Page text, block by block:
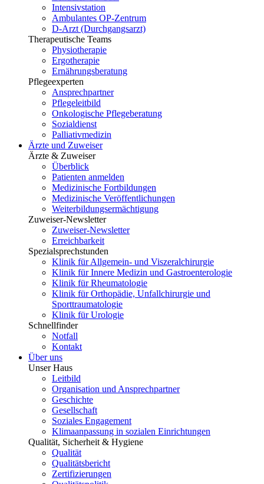
Intensivstation
Ambulantes OP-Zentrum
D-Arzt (Durchgangsarzt)
Therapeutische Teams
Physiotherapie
Ergotherapie
Ernährungsberatung
Pflegeexperten
Ansprechpartner
Pflegeleitbild
Onkologische Pflegeberatung
Sozialdienst
Palliativmedizin
Ärzte und Zuweiser
Ärzte & Zuweiser
Überblick
Patienten anmelden
Medizinische Fortbildungen
Medizinische Veröffentlichungen
Weiterbildungsermächtigung
Zuweiser-Newsletter
Zuweiser-Newsletter
Erreichbarkeit
Spezialsprechstunden
Klinik für Allgemein- und Viszeralchirurgie
Klinik für Innere Medizin und Gastroenterologie
Klinik für Rheumatologie
Klinik für Orthopädie, Unfallchirurgie und
Sporttraumatologie
Klinik für Urologie
Schnellfinder
Notfall
Kontakt
Über uns
Unser Haus
Leitbild
Organisation und Ansprechpartner
Geschichte
Gesellschaft
Soziales Engagement
Klimaanpassung in sozialen Einrichtungen
Qualität, Sicherheit & Hygiene
Qualität
Qualitätsbericht
Zertifizierungen